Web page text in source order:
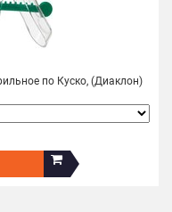
по Куско, (Диаклон)